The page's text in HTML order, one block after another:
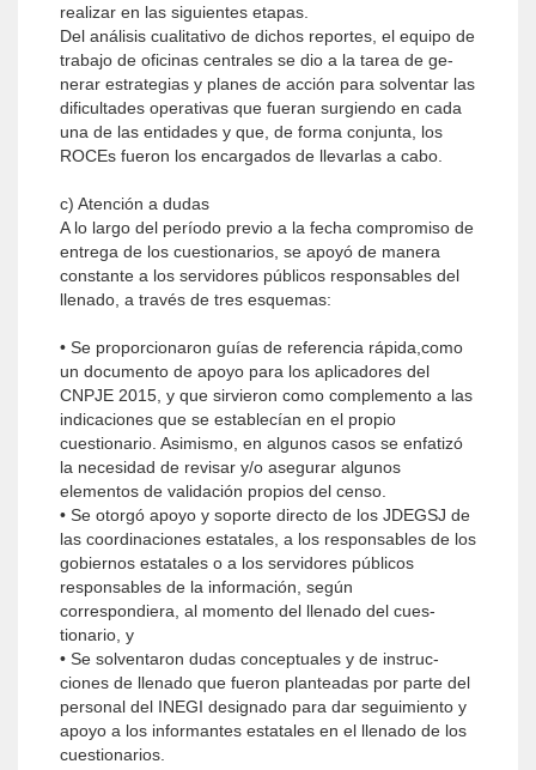
realizar en las siguientes etapas.
Del análisis cualitativo de dichos reportes, el equipo de
trabajo de oficinas centrales se dio a la tarea de ge­
nerar estrategias y planes de acción para solventar las
dificultades operativas que fueran surgiendo en cada
una de las entidades y que, de forma conjunta, los
RO­CEs fueron los encargados de llevarlas a cabo.
c) Atención a dudas
A lo largo del período previo a la fecha compromiso de
entrega de los cuestionarios, se apoyó de manera
constante a los servidores públicos responsables del
llenado, a través de tres esquemas:
• Se proporcionaron guías de referencia rápida,como
un documento de apoyo para los aplicado­res del
CNPJE 2015, y que sirvieron como comple­mento a las
indicaciones que se establecían en el propio
cuestionario. Asimismo, en algunos casos se enfatizó
la necesidad de revisar y/o asegurar algu­nos
elementos de validación propios del censo.
• Se otorgó apoyo y soporte directo de los JDEGSJ de
las coordinaciones estatales, a los responsa­bles de los
gobiernos estatales o a los servidores públicos
responsables de la información, según
correspondiera, al momento del llenado del cues­
tionario, y
• Se solventaron dudas conceptuales y de instruc­
ciones de llenado que fueron planteadas por parte del
personal del INEGI designado para dar segui­miento y
apoyo a los informantes estatales en el llenado de los
cuestionarios.